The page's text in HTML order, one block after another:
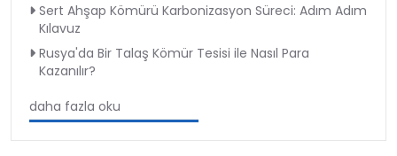
Sert Ahşap Kömürü Karbonizasyon Süreci: Adım Adım
Kılavuz
Rusya'da Bir Talaş Kömür Tesisi ile Nasıl Para
Kazanılır?
daha fazla oku